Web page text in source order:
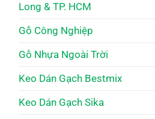
Long & TP. HCM
Gỗ Công Nghiệp
Gỗ Nhựa Ngoài Trời
Keo Dán Gạch Bestmix
Keo Dán Gạch Sika